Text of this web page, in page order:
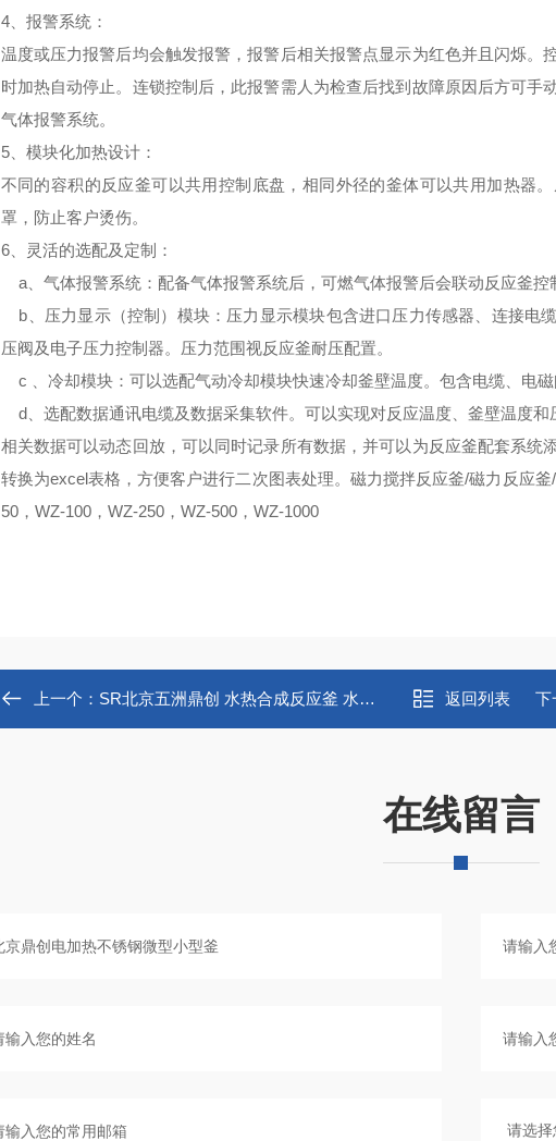
4、 报警系统：
温度或压力报警后均会触发报警，报警后相关报警点显示为红色并且闪烁。
时加热自动停止。连锁控制后，此报警需人为检查后找到故障原因后方可
气体报警系统。
5、 模块化加热设计：
不同的容积的反应釜可以共用控制底盘，相同外径的釜体可以共用加热器
罩，防止客户烫伤。
6、
灵活的选配及定制 ：
a、气体报警系统：配备气体报警系统后，可燃气体报警后会联动反应釜控
b、压力显示（控制）模块：压力显示模块包含进口压力传感器、连接电
压阀及电子压力控制器。压力范围视反应釜耐压配置。
c 、冷却模块：可以选配气动冷却模块快速冷却釜壁温度。包含电缆、电磁
d、选配数据通讯电缆及数据采集软件。可以实现对反应温度、釜壁温度和
相关数据可以动态回放，可以同时记录所有数据，并可以为反应釜配套系统
转换为excel表格，方便客户进行二次图表处理。磁力搅拌反应釜/磁力反应
50，WZ-100，WZ-250，WZ-500，WZ-1000
上一个： SR北京五洲鼎创 水热合成反应釜 水热釜 返回列表 下
在线留言